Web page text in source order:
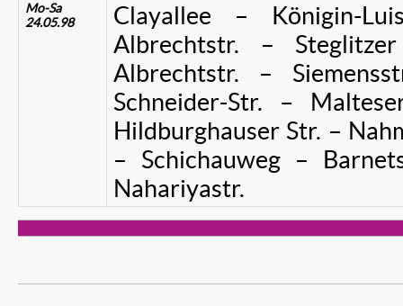
Mo-Sa
24.05.98
Clayallee – Königin-
Albrechtstr. –
Albrechtstr. –
Schneider-Str. –
Hildburghauser Str. –
– Schichauweg –
Nahariyastr.